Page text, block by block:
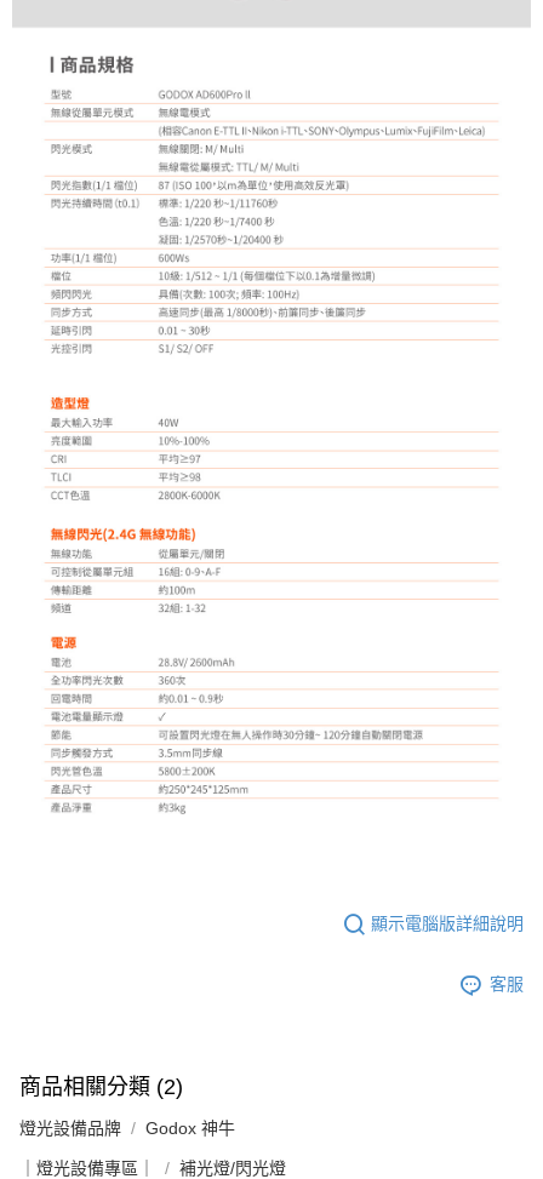
顯示電腦版詳細說明
客服
商品相關分類 (2)
燈光設備品牌 Godox 神牛
｜燈光設備專區｜ 補光燈/閃光燈